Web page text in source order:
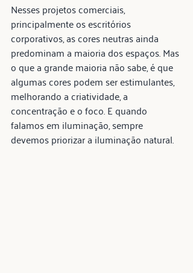
Nesses projetos comerciais,
principalmente os escritórios
corporativos, as cores neutras ainda
predominam a maioria dos espaços. Mas
o que a grande maioria não sabe, é que
algumas cores podem ser estimulantes,
melhorando a criatividade, a
concentração e o foco. E quando
falamos em iluminação, sempre
devemos priorizar a iluminação natural.